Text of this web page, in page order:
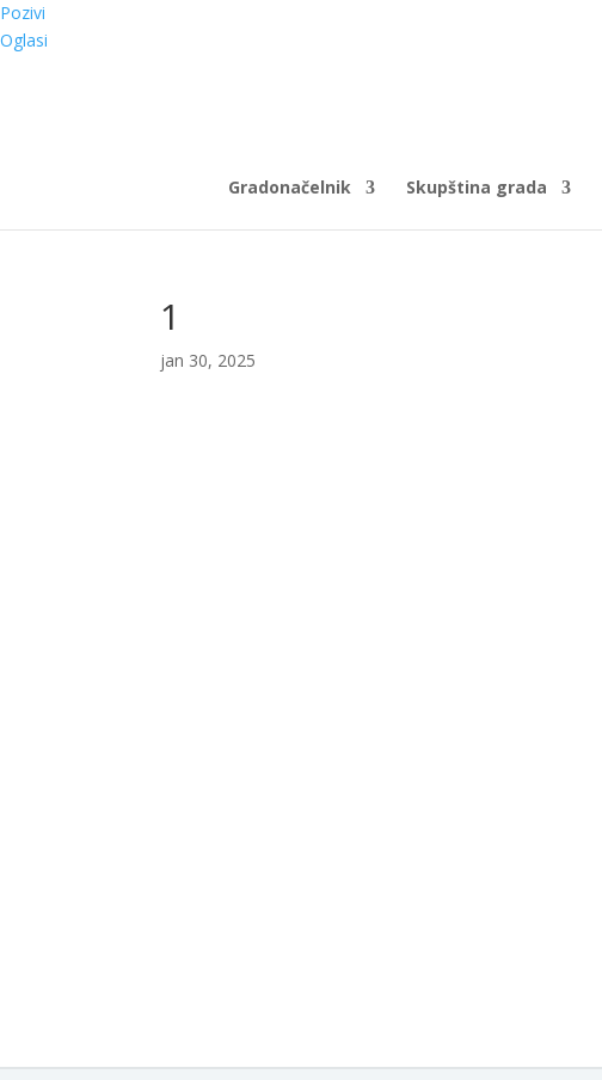
Pozivi
Oglasi
Gradonačelnik Skupština grada
1
jan 30, 2025